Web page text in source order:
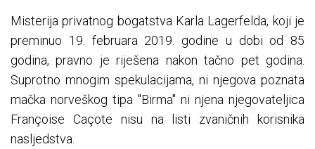
Misterija privatnog bogatstva Karla Lagerfelda, koji je
preminuo 19. februara 2019. godine u dobi od 85
godina, pravno je riješena nakon tačno pet godina.
Suprotno mnogim spekulacijama, ni njegova poznata
mačka norveškog tipa "Birma" ni njena njegovateljica
Françoise Caçote nisu na listi zvaničnih korisnika
nasljedstva.